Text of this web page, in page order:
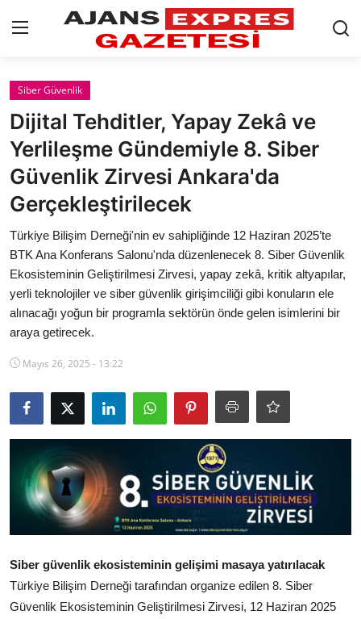
GİRİŞ YAP
AnaSayfa
Eskişehir Siyaset
Siyaset
Türkiye Gündemi
Yerel
Siber Güvenlik
Kütahya
Özel Haber
Teknoloji
TBMM Haberleri
Belediye
Siber Güvenlik
Dijital Tehditler, Yapay Zekâ ve
Yerlileşme Gündemiyle 8. Siber
Güvenlik Zirvesi Ankara'da
Gerçekleştirilecek
Türkiye Bilişim Derneği'nin ev sahipliğinde 12 Haziran 2025’te
BTK Ana Konferans Salonu'nda düzenlenecek 8. Siber Güvenlik
Ekosisteminin Geliştirilmesi Zirvesi, yapay zekâ, kritik altyapılar,
yerli teknolojiler ve siber güvenlik girişimciliği gibi konuların ele
alınacağı yoğun bir programla sektörün önde gelen isimlerini bir
araya getirecek.
Mayıs 26, 2025 - 13:22
Siber güvenlik ekosisteminin gelişimi masaya yatırılacak
Türkiye Bilişim Derneği tarafından organize edilen 8. Siber
Güvenlik Ekosisteminin Geliştirilmesi Zirvesi, 12 Haziran 2025